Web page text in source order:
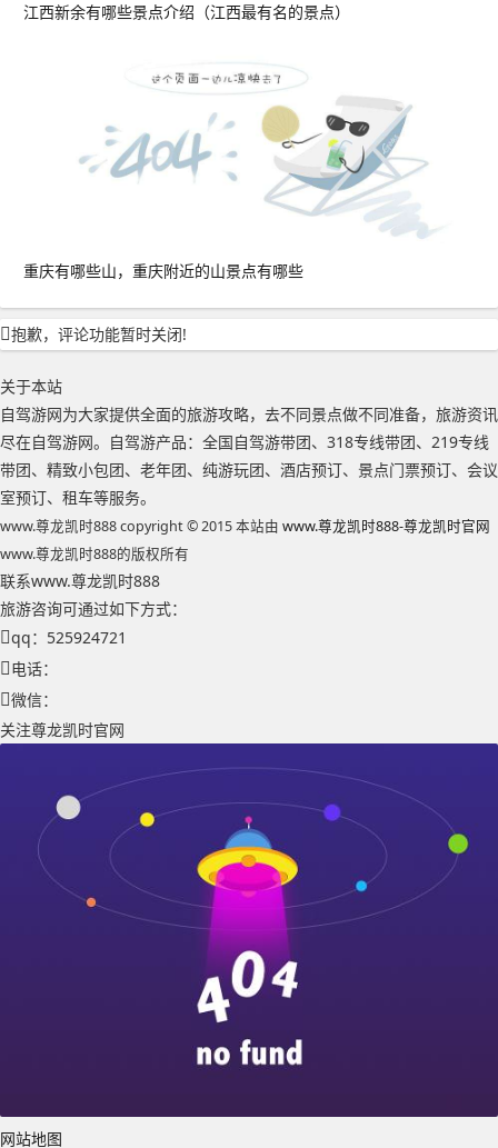
江西新余有哪些景点介绍（江西最有名的景点）
重庆有哪些山，重庆附近的山景点有哪些
抱歉，评论功能暂时关闭!
关于本站
自驾游网为大家提供全面的旅游攻略，去不同景点做不同准备，旅游资讯
尽在自驾游网。自驾游产品：全国自驾游带团、318专线带团、219专线
带团、精致小包团、老年团、纯游玩团、酒店预订、景点门票预订、会议
室预订、租车等服务。
www.尊龙凯时888 copyright © 2015 本站由 www.尊龙凯时888-尊龙凯时官网
www.尊龙凯时888的版权所有
联系www.尊龙凯时888
旅游咨询可通过如下方式：
qq：525924721
电话：
微信：
关注尊龙凯时官网
网站地图